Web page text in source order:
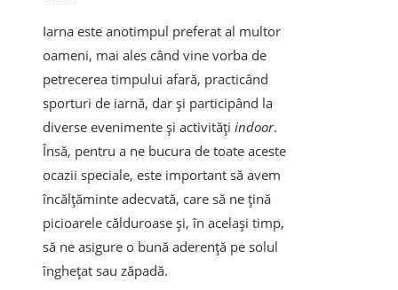
Iarna este anotimpul preferat al multor
oameni, mai ales când vine vorba de
petrecerea timpului afară, practicând
sporturi de iarnă, dar și participând la
diverse evenimente și activități indoor.
Însă, pentru a ne bucura de toate aceste
ocazii speciale, este important să avem
încălțăminte adecvată, care să ne țină
picioarele călduroase și, în același timp,
să ne asigure o bună aderență pe solul
înghețat sau zăpadă.